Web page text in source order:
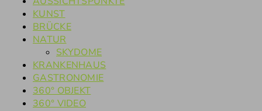
KUNST
BRÜCKE
NATUR
SKYDOME
KRANKENHAUS
GASTRONOMIE
360° OBJEKT
360° VIDEO